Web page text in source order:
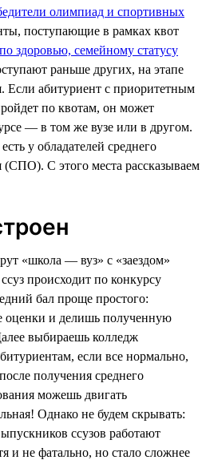
олимпиад и спортивных
поступающие в рамках квот
здоровью, семейному статусу
раньше других, на этапе
Если абитуриент с приоритетным
по квотам, он может
— в том же вузе или в другом.
у обладателей среднего
(СПО). С этого места рассказываем
«школа — вуз» с «заездом»
происходит по конкурсу
бал проще простого:
оценки и делишь полученную
выбираешь колледж
если все нормально,
получения среднего
можешь двигать
Однако не будем скрывать:
ссузов работают
и не фатально, но стало сложнее